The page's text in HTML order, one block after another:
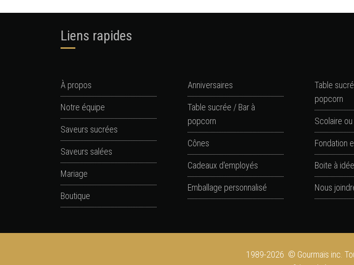
Liens rapides
À propos
Notre équipe
Saveurs sucrées
Saveurs salées
Mariage
Boutique
Anniversaires
Table sucrée / Bar à
popcorn
Cônes
Cadeaux d'employés
Emballage personnalisé
Table
popcorn
Scolaire
Fondation
Boite à
Nous
1989-2026 © Gourmaïs inc.